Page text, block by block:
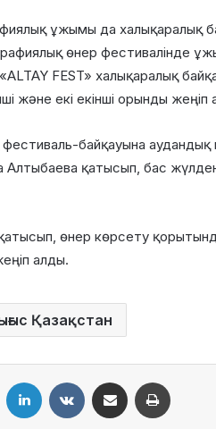
ұжымы да халықаралық
өнер фестивалінде
«ALTAY FEST» халықаралық
және екі екінші орынды жеңіп
байқауына аудандық
қатысып, бас
өнер көрсету
алды.
Қазақстан